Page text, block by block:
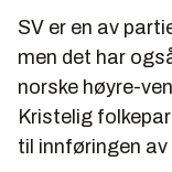
SV er en av
men det har
norske høyre-
Kristelig
til innføringen